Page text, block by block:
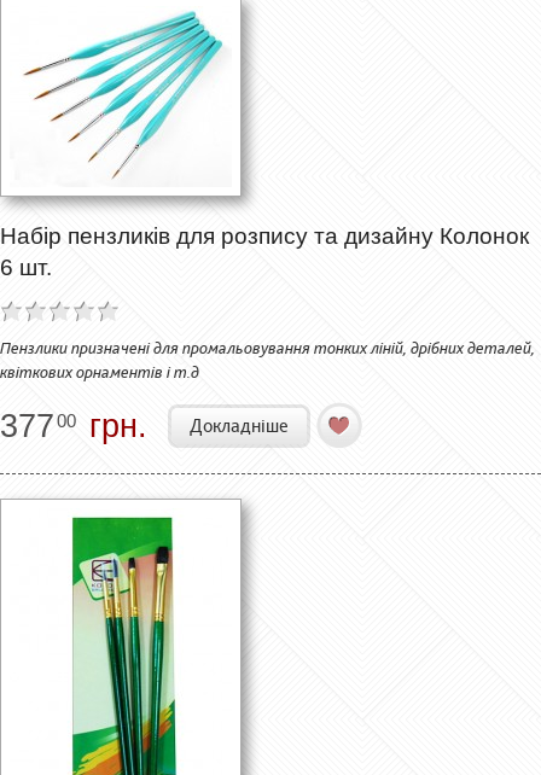
Набір пензликів для розпису та дизайну Колонок
6 шт.
Пензлики призначені для промальовування тонких ліній, дрібних деталей,
квіткових орнаментів і т.д
37700 грн. Докладніше